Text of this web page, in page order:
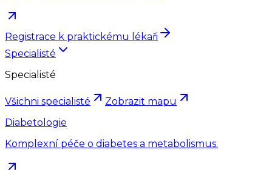
Registrace k praktickému lékaři
Specialisté
Specialisté
Všichni specialisté
Zobrazit mapu
Diabetologie
Komplexní péče o diabetes a metabolismus.